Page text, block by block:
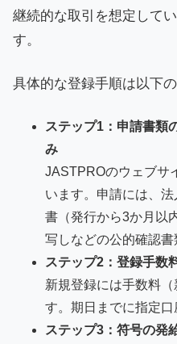
継続的な取引を想定して
す。
具体的な登録手順は以下の
ステップ1：申請書類
み
JASTPROのウェブサ
います。申請には、
書（発行から3か月以
写しなどの公的確認書
ステップ2：登録手数
新規登録には手数料
す。期日までに指定口
ステップ3：符号の発